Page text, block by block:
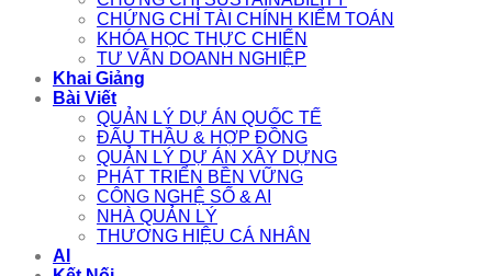
CHỨNG CHỈ TÀI CHÍNH KIỂM TOÁN
KHÓA HỌC THỰC CHIẾN
TƯ VẤN DOANH NGHIỆP
Khai Giảng
Bài Viết
QUẢN LÝ DỰ ÁN QUỐC TẾ
ĐẤU THẦU & HỢP ĐỒNG
QUẢN LÝ DỰ ÁN XÂY DỰNG
PHÁT TRIỂN BỀN VỮNG
CÔNG NGHỆ SỐ & AI
NHÀ QUẢN LÝ
THƯƠNG HIỆU CÁ NHÂN
AI